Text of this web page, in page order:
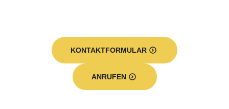
KONTAKTFORMULAR
ANRUFEN